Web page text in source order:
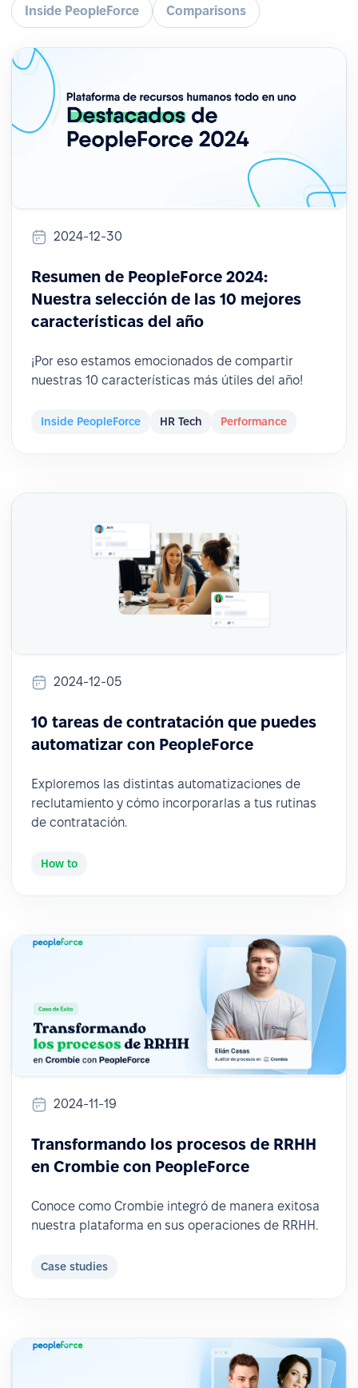
Inside PeopleForce Comparisons
2024-12-30
Resumen de PeopleForce 2024:
Nuestra selección de las 10 mejores
características del año
¡Por eso estamos emocionados de compartir
nuestras 10 características más útiles del año!
Inside PeopleForce HR Tech Performance
2024-12-05
10 tareas de contratación que puedes
automatizar con PeopleForce
Exploremos las distintas automatizaciones de
reclutamiento y cómo incorporarlas a tus rutinas
de contratación.
How to
2024-11-19
Transformando los procesos de RRHH
en Crombie con PeopleForce
Conoce como Crombie integró de manera exitosa
nuestra plataforma en sus operaciones de RRHH.
Case studies